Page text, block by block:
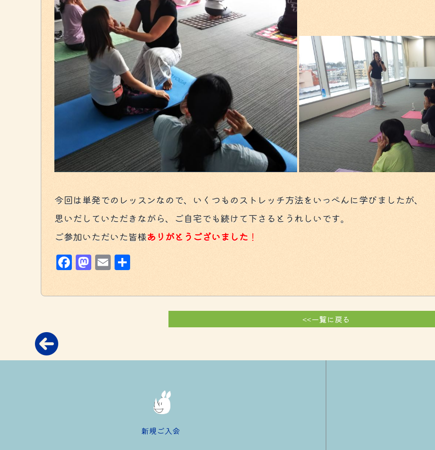
今回は単発でのレッスンなので、いくつものストレッチ方法をいっぺんに学びましたが、
思いだしていただきながら、ご自宅でも続けて下さるとうれしいです。
ご参加いただいた皆様ありがとうございました ！
Facebook
Mastodon
Email
<<一覧に戻る
新規ご入会